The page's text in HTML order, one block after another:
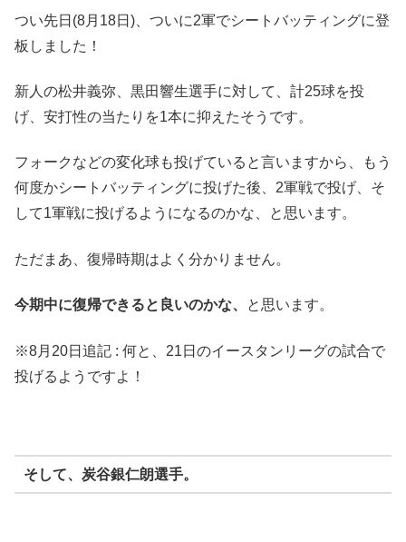
つい先日(8月18日)、ついに2軍でシートバッティングに登
板しました！
新人の松井義弥、黒田響生選手に対して、計25球を投
げ、安打性の当たりを1本に抑えたそうです。
フォークなどの変化球も投げていると言いますから、もう
何度かシートバッティングに投げた後、2軍戦で投げ、そ
して1軍戦に投げるようになるのかな、と思います。
ただまあ、復帰時期はよく分かりません。
今期中に復帰できると良いのかな、 と思います。
※8月20日追記 : 何と、21日のイースタンリーグの試合で
投げるようですよ！
そして、 炭谷銀仁朗選手。